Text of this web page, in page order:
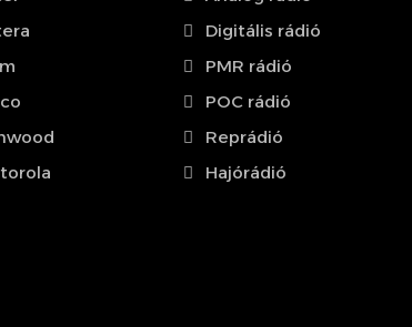
Digitális rádió
PMR rádió
POC rádió
Reprádió
Hajórádió